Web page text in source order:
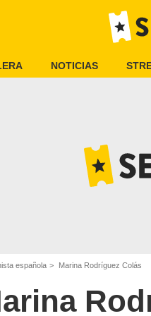
NOTICIAS
española Marina Rodríguez Colás